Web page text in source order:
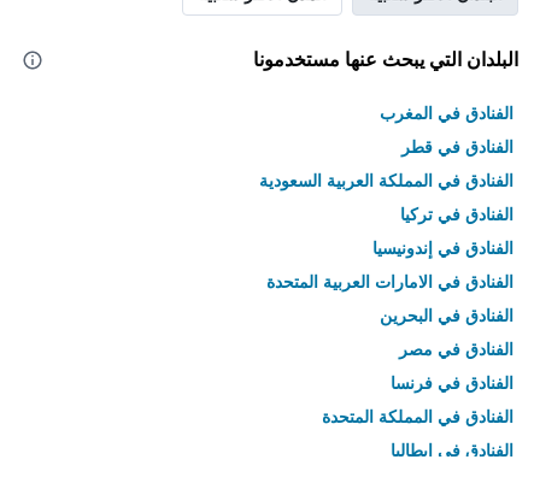
البلدان التي يبحث عنها مستخدمونا
الفنادق في المغرب
الفنادق في قطر
الفنادق في المملكة العربية السعودية
الفنادق في تركيا
الفنادق في إندونيسيا
الفنادق في الامارات العربية المتحدة
الفنادق في البحرين
الفنادق في مصر
الفنادق في فرنسا
الفنادق في المملكة المتحدة
الفنادق في إيطاليا